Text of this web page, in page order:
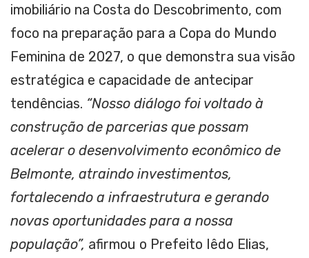
imobiliário na Costa do Descobrimento, com
foco na preparação para a Copa do Mundo
Feminina de 2027, o que demonstra sua visão
estratégica e capacidade de antecipar
tendências. “Nosso diálogo foi voltado à
construção de parcerias que possam
acelerar o desenvolvimento econômico de
Belmonte, atraindo investimentos,
fortalecendo a infraestrutura e gerando
novas oportunidades para a nossa
população”, afirmou o Prefeito Iêdo Elias,